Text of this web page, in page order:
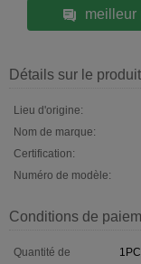
meilleur
Détails sur le produit
Lieu d'origine:
Nom de marque:
Certification:
Numéro de modèle:
Conditions de
Quantité de
1PC